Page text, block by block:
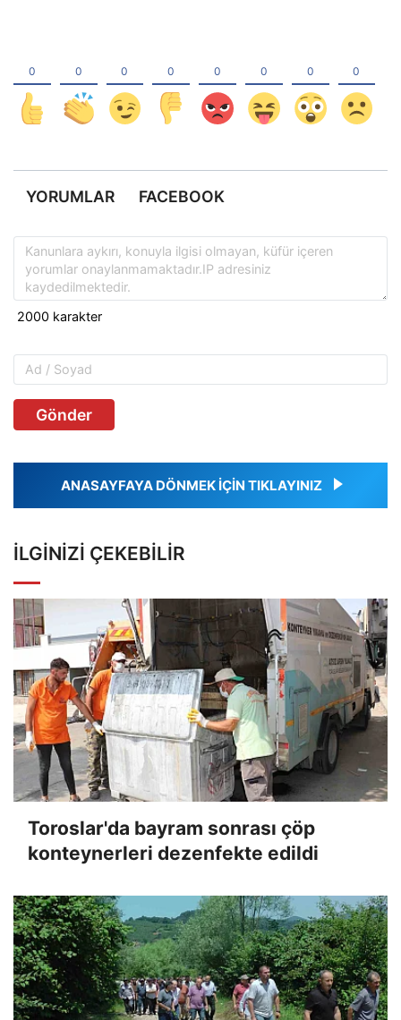
YORUMLAR FACEBOOK
Gönder
ANASAYFAYA DÖNMEK İÇİN TIKLAYINIZ
İLGINIZI ÇEKEBILIR
Toroslar'da bayram sonrası çöp
konteynerleri dezenfekte edildi